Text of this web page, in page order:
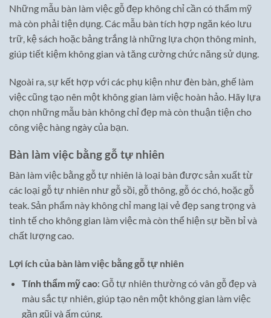
Những mẫu bàn làm việc gỗ đẹp không chỉ cần có thẩm mỹ
mà còn phải tiện dụng. Các mẫu bàn tích hợp ngăn kéo lưu
trữ, kệ sách hoặc bảng trắng là những lựa chọn thông minh,
giúp tiết kiệm không gian và tăng cường chức năng sử dụng.
Ngoài ra, sự kết hợp với các phụ kiện như đèn bàn, ghế làm
việc cũng tạo nên một không gian làm việc hoàn hảo. Hãy lựa
chọn những mẫu bàn không chỉ đẹp mà còn thuận tiện cho
công việc hàng ngày của bạn.
Bàn làm việc bằng gỗ tự nhiên
Bàn làm việc bằng gỗ tự nhiên là loại bàn được sản xuất từ
các loại gỗ tự nhiên như gỗ sồi, gỗ thông, gỗ óc chó, hoặc gỗ
teak. Sản phẩm này không chỉ mang lại vẻ đẹp sang trọng và
tinh tế cho không gian làm việc mà còn thể hiện sự bền bỉ và
chất lượng cao.
Lợi ích của bàn làm việc bằng gỗ tự nhiên
Tính thẩm mỹ cao: Gỗ tự nhiên thường có vân gỗ đẹp và
màu sắc tự nhiên, giúp tạo nên một không gian làm việc
gần gũi và ấm cúng.